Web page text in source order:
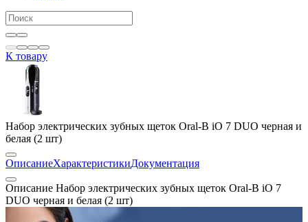
К товару
Набор электрических зубных щеток Oral-B iO 7 DUO черная и
белая (2 шт)
ОписаниеХарактеристикиДокументация
Описание Набор электрических зубных щеток Oral-B iO 7
DUO черная и белая (2 шт)